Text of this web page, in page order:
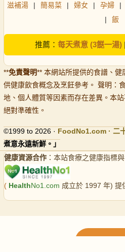
滋補湯 | 簡易菜 | 婦女 | 孕婦 |
|
飯
推薦： 每天煮意 (3餸一湯)|
**免責聲明** 本網站所提供的食譜、
供健康飲食概念及烹飪參考。 聲明：
地、個人體質等因素而存在差異。本
絕對準確性。
©1999 to 2026 · FoodNo1.com · 二
煮意永遠新鮮。」
健康資源合作 ：本站食療之健康指標
( HealthNo1.com 成立於 1997 年) 提